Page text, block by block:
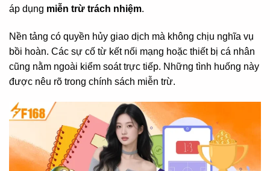
áp dụng miễn trừ trách nhiệm.
Nền tảng có quyền hủy giao dịch mà không chịu nghĩa vụ
bồi hoàn. Các sự cố từ kết nối mạng hoặc thiết bị cá nhân
cũng nằm ngoài kiểm soát trực tiếp. Những tình huống này
được nêu rõ trong chính sách miễn trừ.